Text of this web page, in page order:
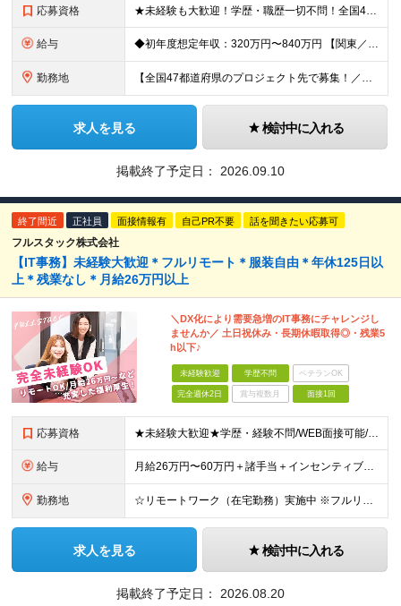
応募資格 ★未経験も大歓迎！学歴・職歴一切不問！全国47都道府県から理想の働き方を手に入れたい方を大募集！ 具体的には… ■職種・業界未経験でも大丈夫！ゼロからスタートを応援！ ■第二新卒の方も大歓迎！新たな
給与 ◆初年度想定年収：320万円〜840万円 【関東／一都三県】月給24万円〜70万円 【関西・東海地方】月給23万円〜65万円 【その他の地方等】月給22万円〜60万円 ※ご経験・スキル・前職給与などを
勤務地 【全国47都道府県のプロジェクト先で募集！／転居を伴う転勤なし】 ★自宅から通勤圏内で配属します。 ■首都圏／東京、神奈川、埼玉、千葉 ■関東／茨城、栃木、群馬、山梨 ■関西／大阪、兵庫、京都、奈良
求人を見る 検討中に入れる
掲載終了予定日： 2026.09.10
終了間近 正社員 面接情報有 自己PR不要 話を聞きたい応募可
フルスタック株式会社
【IT事務】未経験大歓迎＊フルリモート＊服装自由＊年休125日以
上＊残業なし＊月給26万円以上
＼DX化により需要急増のIT事務にチャレンジし
ませんか／ 土日祝休み・長期休暇取得◎・残業5
h以下♪
未経験歓迎 学歴不問 ベテランOK
完全週休2日 賞与複数月 面接1回
応募資格 ★未経験大歓迎★学歴・経験不問/WEB面接可能/I・Uターン大歓迎/引越支援アリ ▼未経験歓迎＆完全人柄採用！▼ 経験は一切不問！ 普段はSNSしか使わないけど不安だな・・・そんな方もOKです★ 面
給与 月給26万円〜60万円＋諸手当＋インセンティブ（２種）＋賞与 ★Point 設立から9ヶ月で全社員2万円の昇給実績 ※成果はしっかりと還元いたします！ ★Point 100％年収UPでの待遇提示
勤務地 ☆リモートワーク（在宅勤務）実施中 ※フルリモート可 【グループ本社】東京都中央区八丁堀3-6-6 アド京橋ビル2F ∟宝町駅 5分/京橋駅 7分/八丁堀駅7分/JR東京駅10分 【プロジェクト先
求人を見る 検討中に入れる
掲載終了予定日： 2026.08.20